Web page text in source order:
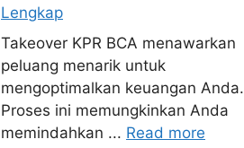
Lengkap
Takeover KPR BCA menawarkan
peluang menarik untuk
mengoptimalkan keuangan Anda.
Proses ini memungkinkan Anda
memindahkan ... Read more